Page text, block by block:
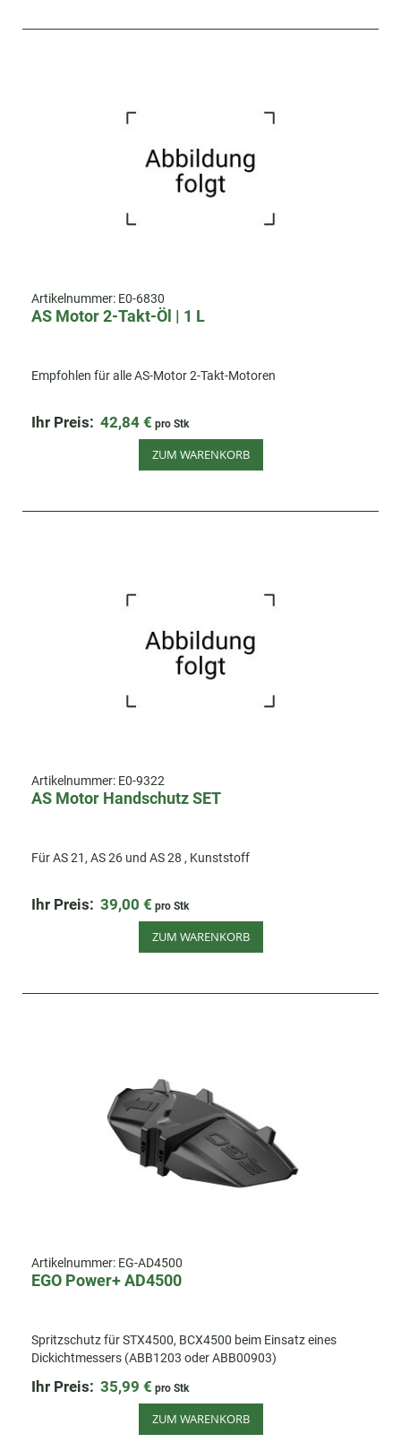
Artikelnummer: E0-6830
AS Motor 2-Takt-Öl | 1 L
Empfohlen für alle AS-Motor 2-Takt-Motoren
Ihr Preis: 42,84 € pro Stk
ZUM WARENKORB
Artikelnummer: E0-9322
AS Motor Handschutz SET
Für AS 21, AS 26 und AS 28 , Kunststoff
Ihr Preis: 39,00 € pro Stk
ZUM WARENKORB
Artikelnummer: EG-AD4500
EGO Power+ AD4500
Spritzschutz für STX4500, BCX4500 beim Einsatz eines
Dickichtmessers (ABB1203 oder ABB00903)
Ihr Preis: 35,99 € pro Stk
ZUM WARENKORB